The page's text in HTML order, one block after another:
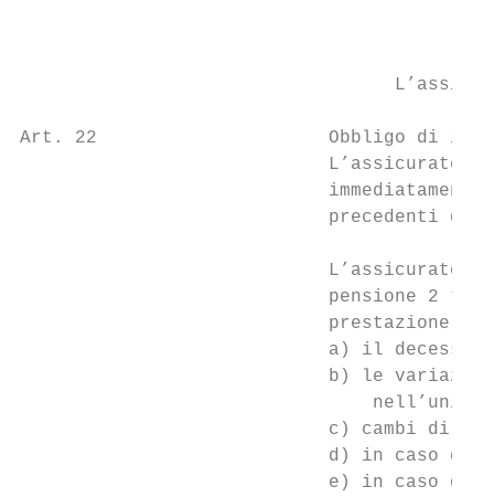
Art. 22                     Obbligo di
L’assicurato
precedenti
L’assicurato
pensione 2
prestazione,
a) il decesso
b) le
c) cambi di
d) in caso di
e) in caso di